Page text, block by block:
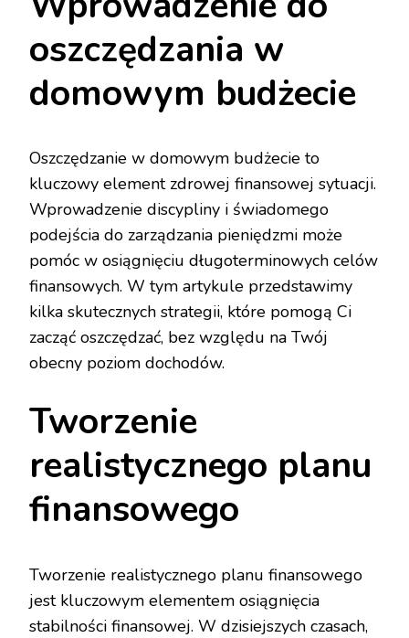
oszczędzania w
domowym budżecie
Oszczędzanie w domowym budżecie to
kluczowy element zdrowej finansowej sytuacji.
Wprowadzenie discypliny i świadomego
podejścia do zarządzania pieniędzmi może
pomóc w osiągnięciu długoterminowych celów
finansowych. W tym artykule przedstawimy
kilka skutecznych strategii, które pomogą Ci
zacząć oszczędzać, bez względu na Twój
obecny poziom dochodów.
Tworzenie
realistycznego planu
finansowego
Tworzenie realistycznego planu finansowego
jest kluczowym elementem osiągnięcia
stabilności finansowej. W dzisiejszych czasach,